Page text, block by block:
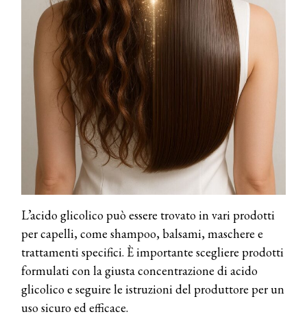
L’acido glicolico può essere trovato in vari prodotti
per capelli, come shampoo, balsami, maschere e
trattamenti specifici. È importante scegliere prodotti
formulati con la giusta concentrazione di acido
glicolico e seguire le istruzioni del produttore per un
uso sicuro ed efficace.
DYSON
Dyson presenta la nuova collezione
pervinca e rosé per Natale
COTRIL
Continua la carrellata di look firmati
Cotril alla Festa del Cinema di Roma
TONI&GUY
A Natale regala una doppia
TONI&GUY “Feel Good Experience”!
LABEL.M lancia la sua innovativa ed
eco-sostenibile linea di prodotti
professionali
DAVINES
Davines presenta cofanetti beauty
preziosi per un regalo adatto ad
ogni capello